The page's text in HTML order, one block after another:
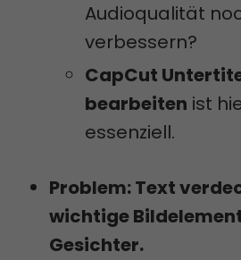
Audioqualität
verbessern?
CapCut
bearbeiten ist
essenziell.
Problem: Text
wichtige
Gesichter.